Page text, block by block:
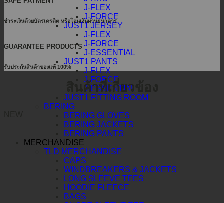
J-FLEX
J-FORCE
JUST1 JERSEY
J-FLEX
J-FORCE
J-ESSENTIAL
JUST1 PANTS
J-FLEX
J-FORCE
J-ESSENTIAL
JUST1 FITTING ROOM
BERING
BERING GLOVES
BERING JACKETS
BERING PANTS
MERCHANDISE
TLD MERCHANDISE
CAPS
WINDBREAKERS & JACKETS
LONG SLEEVE TEES
HOODIE FLEECE
BAGS
ชำระเงินด้วยบัตรเครดิต หรือโอนเงินผ่านธนาคาร
GUARANTEE PRODUCTS
รับประกันสินค้าของแท้ 100%
สินค้าที่เกี่ยวข้อง